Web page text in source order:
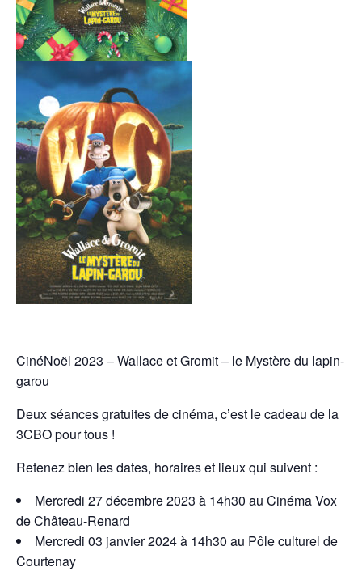
CinéNoël 2023 – Wallace et Gromit – le Mystère du lapin-
garou
Deux séances gratuites de cinéma, c’est le cadeau de la
3CBO pour tous !
Retenez bien les dates, horaires et lieux qui suivent :
Mercredi 27 décembre 2023 à 14h30 au Cinéma Vox
de Château-Renard
Mercredi 03 janvier 2024 à 14h30 au Pôle culturel de
Courtenay